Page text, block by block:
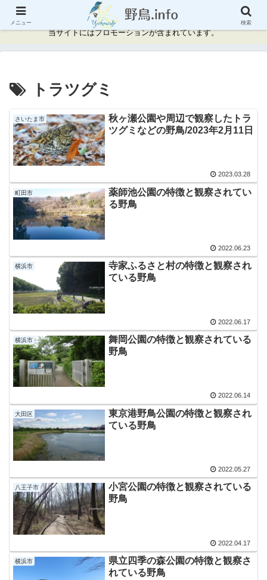
神奈川県周辺の野鳥情報と記録
当サイトにはプロモーションが含まれています。
トラツグミ
さいたま市
秋ヶ瀬公園や周辺で観察したトラ
ツグミなどの野鳥/2023年2月11日
2023.03.28
町田市
薬師池公園の特徴と観察されてい
る野鳥
2022.06.23
横浜市
寺家ふるさと村の特徴と観察され
ている野鳥
2022.06.17
横浜市
舞岡公園の特徴と観察されている
野鳥
2022.06.14
大田区
東京港野鳥公園の特徴と観察され
ている野鳥
2022.05.27
八王子市
小宮公園の特徴と観察されている
野鳥
2022.04.17
横浜市
県立四季の森公園の特徴と観察さ
れている野鳥
メニュー 検索